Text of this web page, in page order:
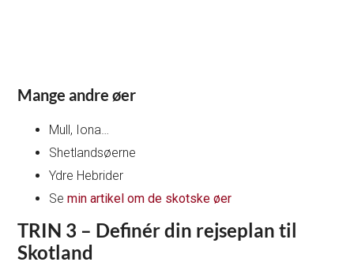
Mange andre øer
Mull, Iona…
Shetlandsøerne
Ydre Hebrider
Semin artikel om de skotske øer
TRIN 3 – Definér din rejseplan til
Skotland